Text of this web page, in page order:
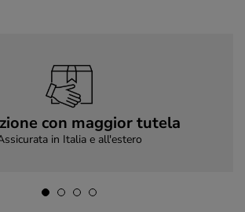
con maggior tutela
in Italia e all'estero